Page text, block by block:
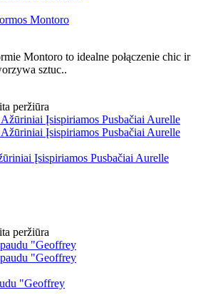
Montoro
Montoro to idealne połączenie chic ir
sztuc..
peržiūra
Įsispiriamos Pusbačiai Aurelle
peržiūra
"Geoffrey